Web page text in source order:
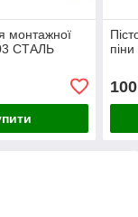
монтажної
СТАЛЬ
піни
100